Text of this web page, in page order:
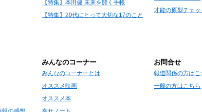
【特集】本田健 未来を開く手帳
【特集】20代にとって大切な17のこと
才能の原型チェッ
みんなのコーナー
みんなのコーナーとは
オススメ映画
オススメ本
お問合せ
報道関係の方はこ
一般の方はこちら